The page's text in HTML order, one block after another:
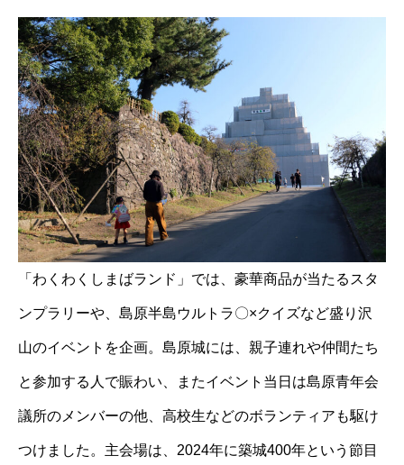
「わくわくしまばランド」では、豪華商品が当たるスタ
ンプラリーや、島原半島ウルトラ〇×クイズなど盛り沢
山のイベントを企画。島原城には、親子連れや仲間たち
と参加する人で賑わい、またイベント当日は島原青年会
議所のメンバーの他、高校生などのボランティアも駆け
つけました。主会場は、2024年に築城400年という節目